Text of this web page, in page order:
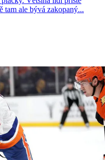
tam ale bývá zakopaný...